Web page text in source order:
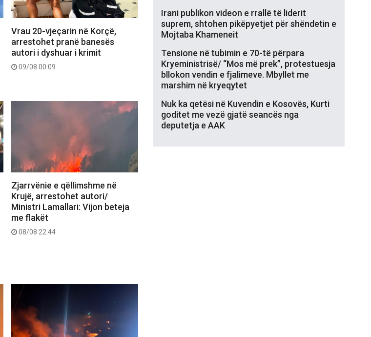
Vrau 20-vjeçarin në Korçë,
arrestohet pranë banesës
autori i dyshuar i krimit
09/08 00:09
Zjarrvënie e qëllimshme në
Krujë, arrestohet autori/
Ministri Lamallari: Vijon beteja
me flakët
08/08 22:44
Irani publikon videon e rrallë të liderit
suprem, shtohen pikëpyetjet për shëndetin e
Mojtaba Khameneit
Tensione në tubimin e 70-të përpara
Kryeministrisë/ “Mos më prek”, protestuesja
bllokon vendin e fjalimeve. Mbyllet me
marshim në kryeqytet
Nuk ka qetësi në Kuvendin e Kosovës, Kurti
goditet me vezë gjatë seancës nga
deputetja e AAK